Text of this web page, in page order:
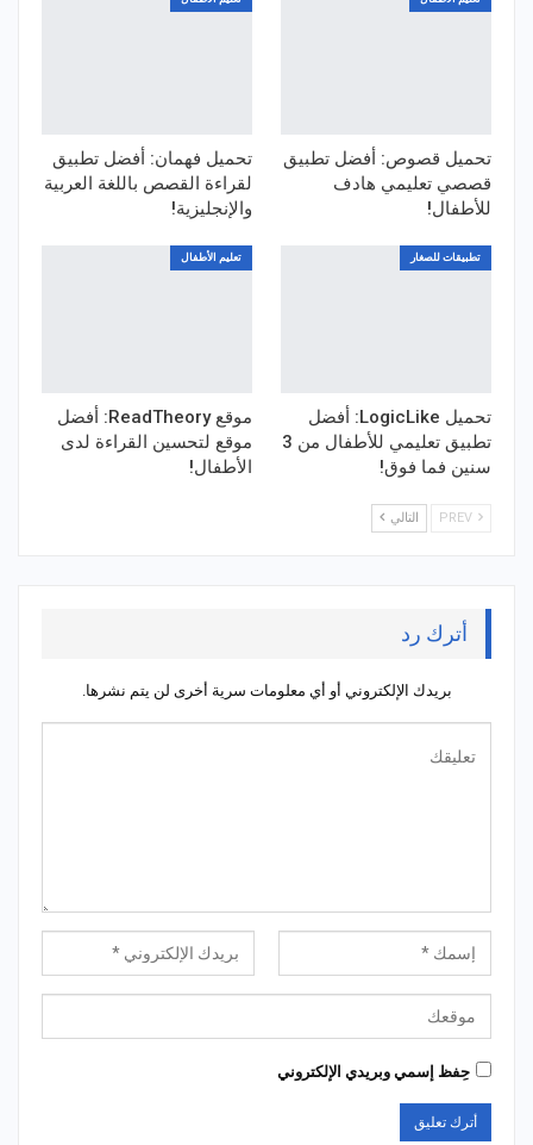
تحميل قصوص: أفضل تطبيق
قصصي تعليمي هادف
للأطفال!
تحميل فهمان: أفضل تطبيق
لقراءة القصص باللغة العربية
والإنجليزية!
تطبيقات للصغار
تحميل LogicLike: أفضل
تطبيق تعليمي للأطفال من 3
سنين فما فوق!
تعليم الأطفال
موقع ReadTheory: أفضل
موقع لتحسين القراءة لدى
الأطفال!
التالي
أترك رد
بريدك الإلكتروني أو أي معلومات سرية أخرى لن يتم نشرها.
حِفظ إسمي وبريدي الإلكتروني